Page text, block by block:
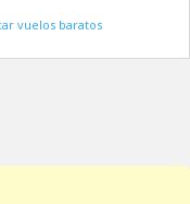
buscar vuelos baratos